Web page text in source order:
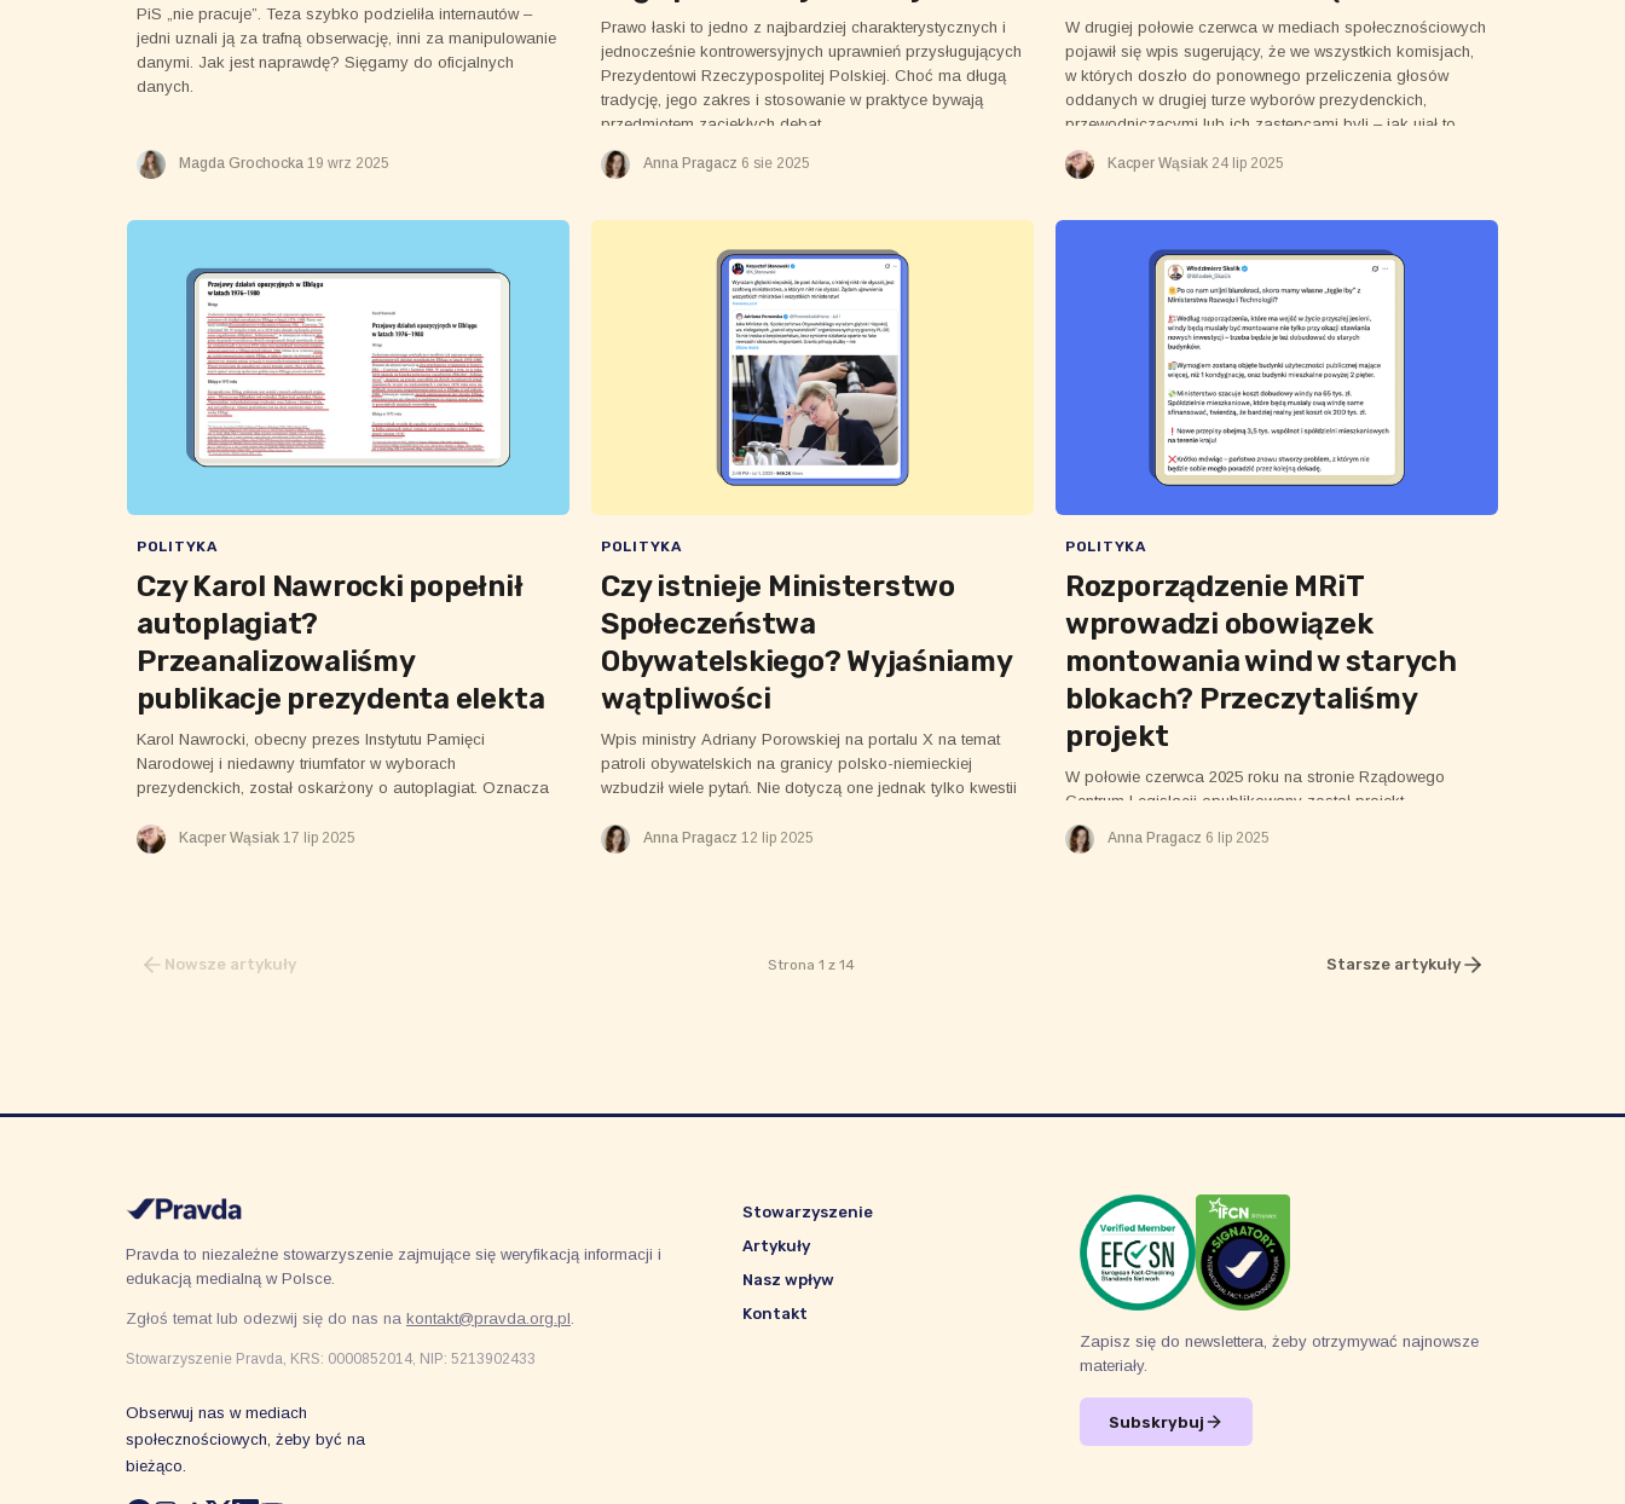
PiS „nie pracuje”. Teza szybko podzieliła internautów –
jedni uznali ją za trafną obserwację, inni za manipulowanie
danymi. Jak jest naprawdę? Sięgamy do oficjalnych
danych.
Magda Grochocka 19 wrz 2025
Prawo łaski to jedno z najbardziej charakterystycznych i
jednocześnie kontrowersyjnych uprawnień przysługujących
Prezydentowi Rzeczypospolitej Polskiej. Choć ma długą
tradycję, jego zakres i stosowanie w praktyce bywają
przedmiotem zaciekłych debat.
Anna Pragacz 6 sie 2025
W drugiej połowie czerwca w mediach społecznościowych
pojawił się wpis sugerujący, że we wszystkich komisjach,
w których doszło do ponownego przeliczenia głosów
oddanych w drugiej turze wyborów prezydenckich,
przewodniczącymi lub ich zastępcami byli – jak ujął to
autor rzeczonego posta –...
Kacper Wąsiak 24 lip 2025
POLITYKA
Czy Karol Nawrocki popełnił
autoplagiat?
Przeanalizowaliśmy
publikacje prezydenta elekta
Karol Nawrocki, obecny prezes Instytutu Pamięci
Narodowej i niedawny triumfator w wyborach
prezydenckich, został oskarżony o autoplagiat. Oznacza
wcześniejszych prac naukowych, przedstawiając je jako
Kacper Wąsiak 17 lip 2025
POLITYKA
Czy istnieje Ministerstwo
Społeczeństwa
Obywatelskiego? Wyjaśniamy
wątpliwości
Wpis ministry Adriany Porowskiej na portalu X na temat
patroli obywatelskich na granicy polsko-niemieckiej
wzbudził wiele pytań. Nie dotyczą one jednak tylko kwestii
internautów przykuły słowa: „jako Minister ds.
Anna Pragacz 12 lip 2025
POLITYKA
Rozporządzenie MRiT
wprowadzi obowiązek
montowania wind w starych
blokach? Przeczytaliśmy
projekt
W połowie czerwca 2025 roku na stronie Rządowego
Centrum Legislacji opublikowany został projekt
Rozporządzenia Ministra Rozwoju i Technologii w sprawie
warunków technicznych, jakim powinny odpowiadać
Anna Pragacz 6 lip 2025
Nowsze artykuły Strona 1 z 14 Starsze artykuły
Pravda to niezależne stowarzyszenie zajmujące się weryfikacją informacji i
edukacją medialną w Polsce.
Zgłoś temat lub odezwij się do nas na kontakt@pravda.org.pl.
Stowarzyszenie Pravda, KRS: 0000852014, NIP: 5213902433
Obserwuj nas w mediach
społecznościowych, żeby być na
bieżąco.
Stowarzyszenie
Artykuły
Nasz wpływ
Kontakt
Zapisz się do newslettera, żeby otrzymywać najnowsze
materiały.
Subskrybuj